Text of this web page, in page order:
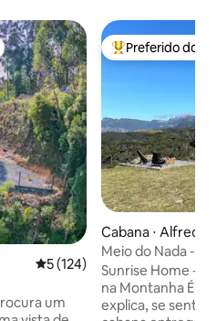
dos hóspedes
5 de uma avaliação média de
5 (124)
um
Entre os
Preferido dos
Cabana ⋅ Alfredo
Meio do Nada -
privacidade da
Sunrise Home -
na Montanha É o tipo de lugar que não se
explica, se sente.